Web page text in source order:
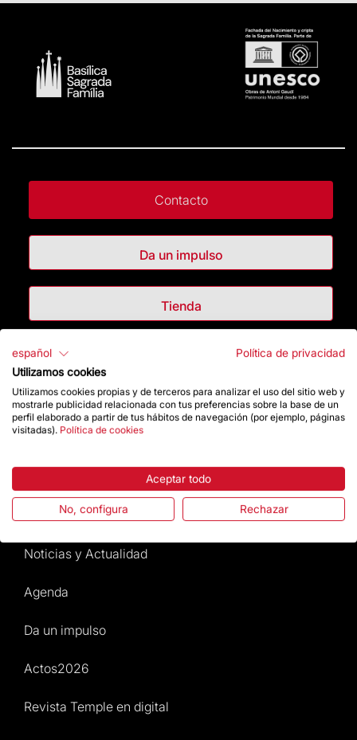
Contacto
Da un impulso
Tienda
Destacados
La Fundación
Preguntas frecuentes
Normativa y condiciones de compra
Noticias y Actualidad
Agenda
Da un impulso
Actos2026
Revista Temple en digital
español
Política de privacidad
Utilizamos cookies
Utilizamos cookies propias y de terceros para analizar el uso del sitio web y
mostrarle publicidad relacionada con tus preferencias sobre la base de un
perfil elaborado a partir de tus hábitos de navegación (por ejemplo, páginas
visitadas). Política de cookies
Aceptar todo
No, configura Rechazar